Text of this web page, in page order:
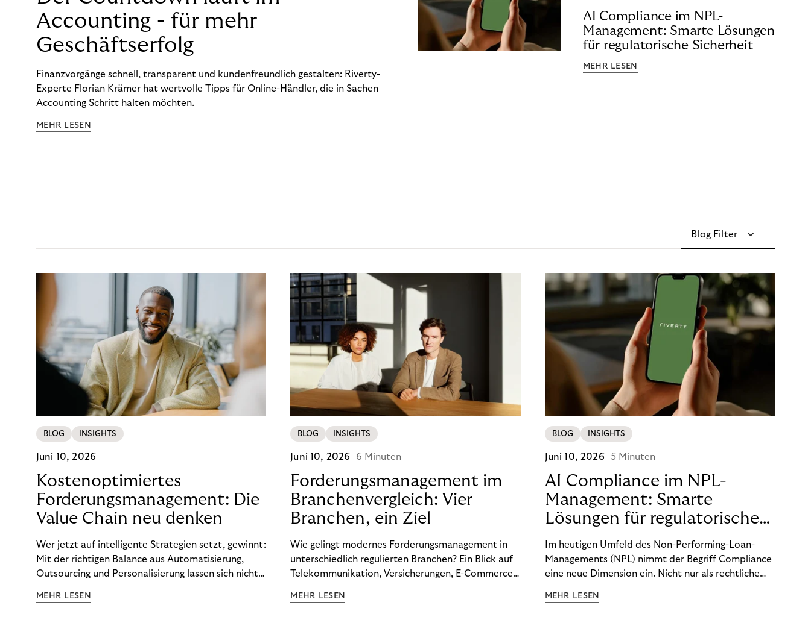
Accounting - für mehr
Geschäftserfolg
Finanzvorgänge schnell, transparent und kundenfreundlich gestalten: Riverty-
Experte Florian Krämer hat wertvolle Tipps für Online-Händler, die in Sachen
Accounting Schritt halten möchten.
MEHR LESEN
AI Compliance im NPL-
Management: Smarte Lösungen
für regulatorische Sicherheit
MEHR LESEN
Blog Filter
BLOG INSIGHTS
Juni 10, 2026
Kostenoptimiertes
Forderungsmanagement: Die
Value Chain neu denken
Wer jetzt auf intelligente Strategien setzt, gewinnt:
Mit der richtigen Balance aus Automatisierung,
Outsourcing und Personalisierung lassen sich nicht
Ergebnisse sichern. Riverty zeigt, wie Recovery-
MEHR LESEN
BLOG INSIGHTS
Juni 10, 2026 6 Minuten
Forderungsmanagement im
Branchenvergleich: Vier
Branchen, ein Ziel
Wie gelingt modernes Forderungsmanagement in
unterschiedlich regulierten Branchen? Ein Blick auf
Telekommunikation, Versicherungen, E-Commerce
wirksam reduzieren will, braucht keine
MEHR LESEN
BLOG INSIGHTS
Juni 10, 2026 5 Minuten
AI Compliance im NPL-
Management: Smarte
Lösungen für regulatorische
Sicherheit
Im heutigen Umfeld des Non-Performing-Loan-
Managements (NPL) nimmt der Begriff Compliance
eine neue Dimension ein. Nicht nur als rechtliche
Wettbewerbsvorteil. In einem Umfeld steigender
MEHR LESEN